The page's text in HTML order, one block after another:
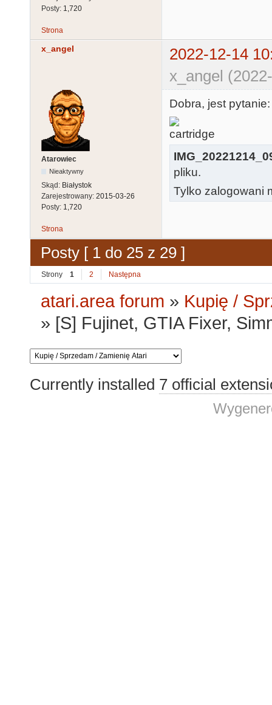
Posty: 1,720
Strona
x_angel
2022-12-14
x_angel
Atarowiec
Nieaktywny
Skąd: Białystok
Zarejestrowany: 2015-03-26
Posty: 1,720
Dobra, jest
pliku.
Tylko zalogowani
Strona
Posty [ 1 do 25 z 29 ]
Strony 1 2 Następna
atari.area forum » Kupię /
» [S] Fujinet, GTIA Fixer,
Currently installed 7 official